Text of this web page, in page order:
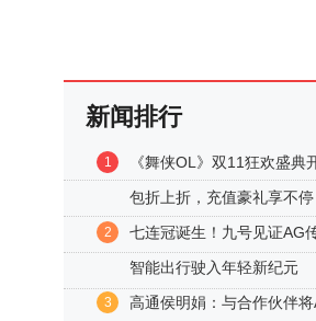
新闻排行
1
《舞侠OL》双11狂欢盛典
包折上折，充值豪礼享不停
2
七连冠诞生！九号见证AG
智能出行驶入年轻新纪元
3
高通侯明娟：与合作伙伴